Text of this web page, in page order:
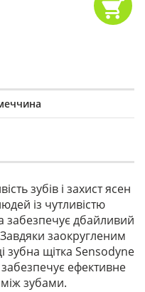
зубів і захист ясен
із чутливістю
забезпечує дбайливий
заокругленим
зубна щітка Sensodyne
забезпечує ефективне
зубами.